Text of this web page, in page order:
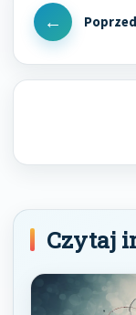
wpisu
Previous
Czytaj